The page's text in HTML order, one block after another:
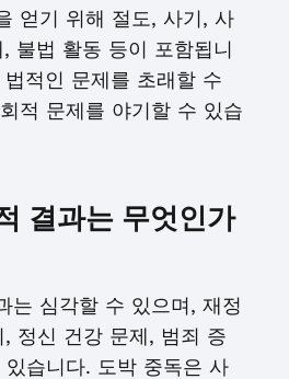
얻기 위해 절도, 사기, 사
불법 활동 등이 포함됩니
적인 문제를 초래할 수
적 문제를 야기할 수 있습
결과는 무엇인가
는 심각할 수 있으며, 재정
정신 건강 문제, 범죄 증
습니다. 도박 중독은 사